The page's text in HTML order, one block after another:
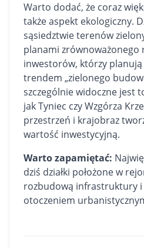
Warto dodać, że coraz
także aspekt ekologiczny.
sąsiedztwie terenów
planami zrównoważonego
inwestorów, którzy
trendem „zielonego
szczególnie widoczne jest
jak Tyniec czy Wzgórza
przestrzeń i krajobraz
wartość inwestycyjną.
Warto zapamiętać:
dziś działki położone w
rozbudową infrastruktury
otoczeniem